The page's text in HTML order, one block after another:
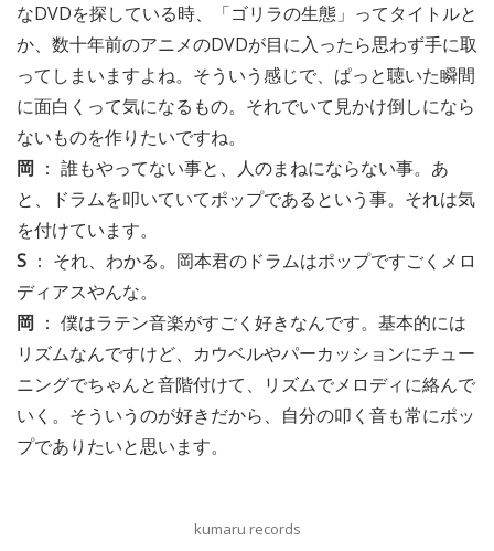
なDVDを探している時、「ゴリラの生態」ってタイトルと
か、数十年前のアニメのDVDが目に入ったら思わず手に取
ってしまいますよね。そういう感じで、ぱっと聴いた瞬間
に面白くって気になるもの。それでいて見かけ倒しになら
ないものを作りたいですね。
岡 ： 誰もやってない事と、人のまねにならない事。あ
と、ドラムを叩いていてポップであるという事。それは気
を付けています。
S ： それ、わかる。岡本君のドラムはポップですごくメロ
ディアスやんな。
岡 ： 僕はラテン音楽がすごく好きなんです。基本的には
リズムなんですけど、カウベルやパーカッションにチュー
ニングでちゃんと音階付けて、リズムでメロディに絡んで
いく。そういうのが好きだから、自分の叩く音も常にポッ
プでありたいと思います。
kumaru records